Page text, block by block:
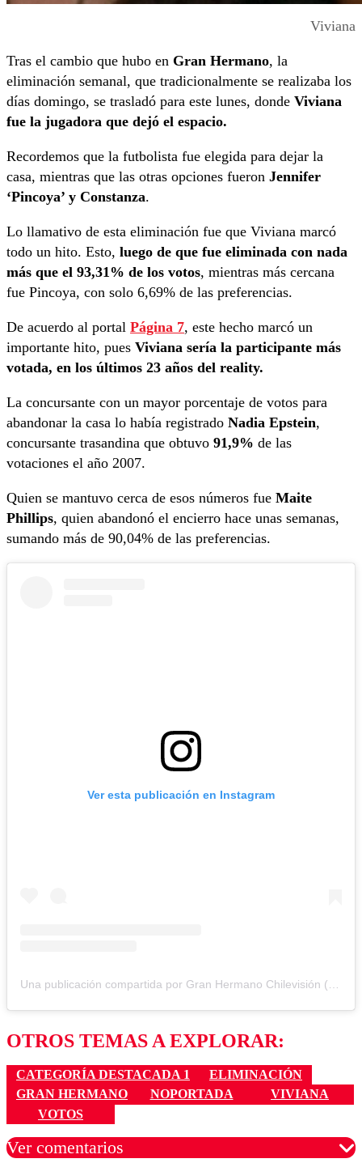
Viviana
Tras el cambio que hubo en Gran Hermano, la
eliminación semanal, que tradicionalmente se realizaba los
días domingo, se trasladó para este lunes, donde Viviana
fue la jugadora que dejó el espacio.
Recordemos que la futbolista fue elegida para dejar la
casa, mientras que las otras opciones fueron Jennifer
‘Pincoya’ y Constanza.
Lo llamativo de esta eliminación fue que Viviana marcó
todo un hito. Esto, luego de que fue eliminada con nada
más que el 93,31% de los votos, mientras más cercana
fue Pincoya, con solo 6,69% de las preferencias.
De acuerdo al portal Página 7, este hecho marcó un
importante hito, pues Viviana sería la participante más
votada, en los últimos 23 años del reality.
La concursante con un mayor porcentaje de votos para
abandonar la casa lo había registrado Nadia Epstein,
concursante trasandina que obtuvo 91,9% de las
votaciones el año 2007.
Quien se mantuvo cerca de esos números fue Maite
Phillips, quien abandonó el encierro hace unas semanas,
sumando más de 90,04% de las preferencias.
Ver esta publicación en Instagram
OTROS TEMAS A EXPLORAR:
CATEGORÍA DESTACADA 1
ELIMINACIÓN
GRAN HERMANO
NOPORTADA
VIVIANA
VOTOS
Ver comentarios